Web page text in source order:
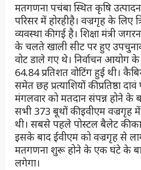
मतगणना पचंबा स्थित कृषि
परिसर में होरहीहै। वज्रगृह के लिए
व्यवस्था की गई है। शिक्षा मंत्री
के चलते खाली सीट पर हुए
वोट डाले गए थे। निर्वाचन आयोग
64.84 प्रतिशत वोटिंग हुई थी।
समेत छह प्रत्याशियों की प्रतिष्ठा
मंगलवार को मतदान संपन्न होने के
सभी 373 बूथों की इवीएम वज्रगृह
थी। सबसे पहले पोस्टल बैलेट की
इसके बाद ईवीएम को वज्रगृह से
मतगणना शुरू होने के एक घंटे के
लगेगा।